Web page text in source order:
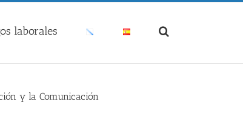
laborales
y la Comunicación